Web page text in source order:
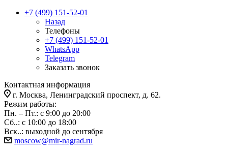
+7 (499) 151-52-01
Назад
Телефоны
+7 (499) 151-52-01
WhatsApp
Telegram
Заказать звонок
Контактная информация
г. Москва, Ленинградский проспект, д. 62.
Режим работы:
Пн. – Пт.: с 9:00 до 20:00
Сб..: с 10:00 до 18:00
Вск..: выходной до сентября
moscow@mir-nagrad.ru